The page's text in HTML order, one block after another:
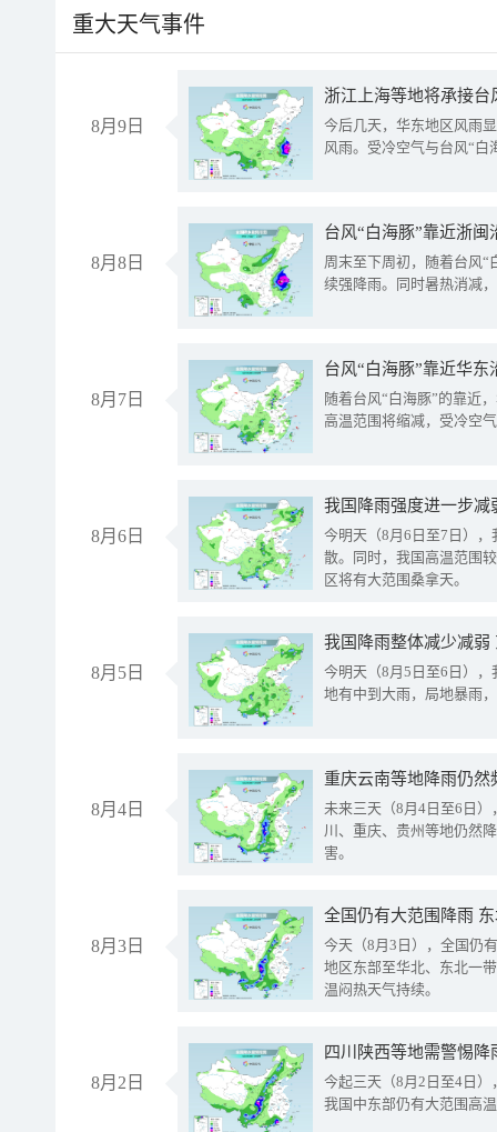
重大天气事件
8月9日
浙江上海等地将承接台
今后几天，华东地区风雨
风雨。受冷空气与台风“白
8月8日
台风“白海豚”靠近浙
周末至下周初，随着台风“
续强降雨。同时暑热消减
8月7日
台风“白海豚”靠近华
随着台风“白海豚”的靠近
高温范围将缩减，受冷空
8月6日
今明天（8月6日至7日）
散。同时，我国高温范围
区将有大范围桑拿天。
8月5日
我国降雨整体减少减弱
今明天（8月5日至6日）
地有中到大雨，局地暴雨
8月4日
重庆云南等地降雨仍然
未来三天（8月4日至6日
川、重庆、贵州等地仍然
害。
8月3日
全国仍有大范围降雨
今天（8月3日），全国仍
地区东部至华北、东北一
温闷热天气持续。
8月2日
今起三天（8月2日至4日
我国中东部仍有大范围高